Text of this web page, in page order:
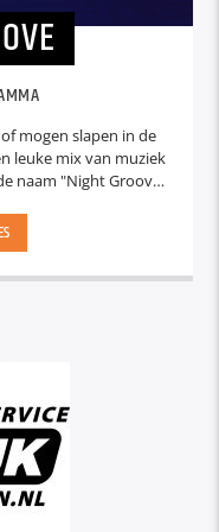
mogen slapen in de
leuke mix van muziek
naam "Night Groove"
werk, onderweg of
zijn we er!